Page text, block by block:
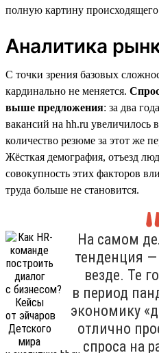
полную картину
Аналитика
С точки зрения базовых
кардинально не меняется.
выше предложения: за два
вакансий на hh.ru увеличилось
количество резюме за этот же
Жёсткая демография, отъезд
совокупность этих факторов
труда больше не становится.
На самом
тенденция
везде. Те
в период
экономику
отлично
спроса на